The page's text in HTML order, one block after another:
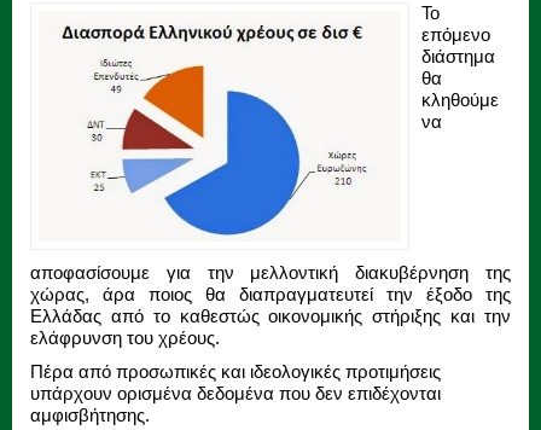
Το
επόμενο
διάστημα
θα
κληθούμε
να
αποφασίσουμε για την μελλοντική διακυβέρνηση της
χώρας, άρα ποιος θα διαπραγματευτεί την έξοδο της
Ελλάδας από το καθεστώς οικονομικής στήριξης και την
ελάφρυνση του χρέους.
Πέρα από προσωπικές και ιδεολογικές προτιμήσεις
υπάρχουν ορισμένα δεδομένα που δεν επιδέχονται
αμφισβήτησης.